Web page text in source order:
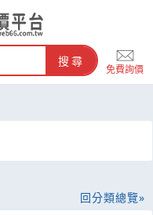
搜尋
免費詢價
回分類總覽